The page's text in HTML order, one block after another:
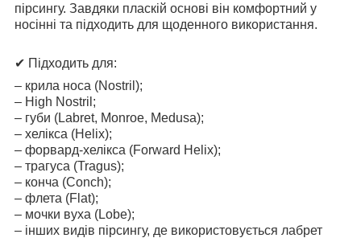
пірсингу. Завдяки пласкій основі він комфортний у
носінні та підходить для щоденного використання.
✔ Підходить для:
– крила носа (Nostril);
– High Nostril;
– губи (Labret, Monroe, Medusa);
– хелікса (Helix);
– форвард-хелікса (Forward Helix);
– трагуса (Tragus);
– конча (Conch);
– флета (Flat);
– мочки вуха (Lobe);
– інших видів пірсингу, де використовується лабрет